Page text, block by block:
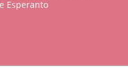
Esperanto